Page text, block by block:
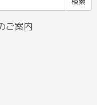
ご案内